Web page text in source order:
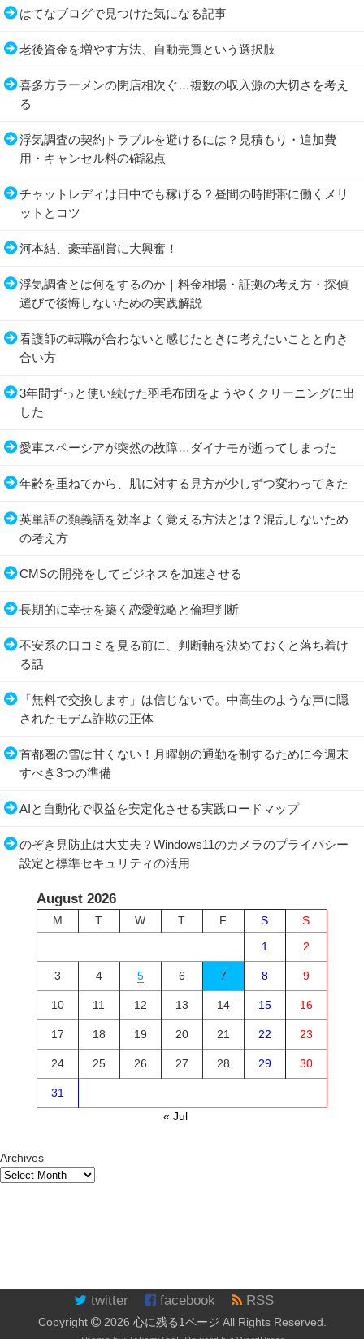
はてなブログで見つけた気になる記事
老後資金を増やす方法、自動売買という選択肢
喜多方ラーメンの閉店相次ぐ…複数の収入源の大切さを考え
る
浮気調査の契約トラブルを避けるには？見積もり・追加費
用・キャンセル料の確認点
チャットレディは日中でも稼げる？昼間の時間帯に働くメリ
ットとコツ
河本結、豪華副賞に大興奮！
浮気調査とは何をするのか｜料金相場・証拠の考え方・探偵
選びで後悔しないための実践解説
看護師の転職が合わないと感じたときに考えたいことと向き
合い方
3年間ずっと使い続けた羽毛布団をようやくクリーニングに出
した
愛車スペーシアが突然の故障…ダイナモが逝ってしまった
年齢を重ねてから、肌に対する見方が少しずつ変わってきた
英単語の類義語を効率よく覚える方法とは？混乱しないため
の考え方
CMSの開発をしてビジネスを加速させる
長期的に幸せを築く恋愛戦略と倫理判断
不安系の口コミを見る前に、判断軸を決めておくと落ち着け
る話
「無料で交換します」は信じないで。中高生のような声に隠
されたモデム詐欺の正体
首都圏の雪は甘くない！月曜朝の通勤を制するために今週末
すべき3つの準備
AIと自動化で収益を安定化させる実践ロードマップ
のぞき見防止は大丈夫？Windows11のカメラのプライバシー
設定と標準セキュリティの活用
August 2026
M T W T F S
S
1
2
3 4 5 6 7 8 9
10 11 12 13 14 15 16
17 18 19 20 21 22 23
24 25 26 27 28 29 30
31
« Jul
Archives
twitter facebook RSS
Copyright 2026 心に残る1ページ All Rights Reserved.